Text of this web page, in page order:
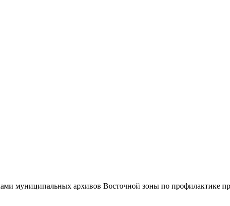
муниципальных архивов Восточной зоны по профилактике